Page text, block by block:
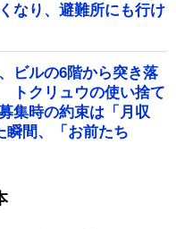
なり、避難所にも行け
ビルの6階から突き落
クリュウの使い捨て
集時の約束は「月収
瞬間、「お前たち